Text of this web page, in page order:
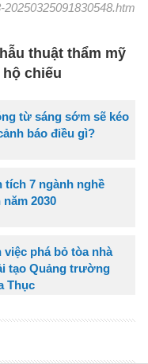
thuật thẩm mỹ
chiếu
từ sáng sớm sẽ kéo
báo điều gì?
tích 7 ngành nghề
2030
việc phá bỏ tòa nhà
tạo Quảng trường
Thục